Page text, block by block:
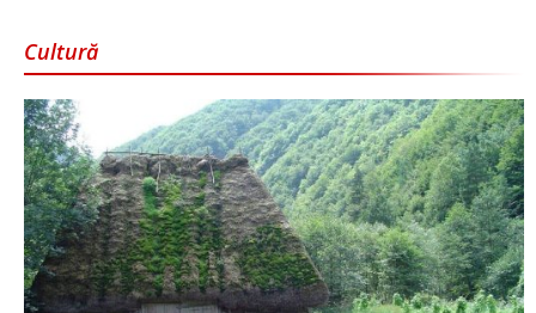
Cultură